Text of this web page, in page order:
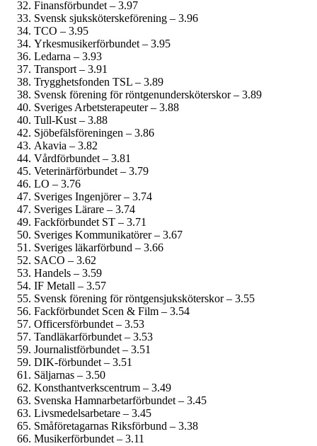
Finans­förbundet – 3.97
Svensk sjuksköterskeförening – 3.96
TCO – 3.95
Yrkesmusiker­förbundet – 3.95
Ledarna – 3.93
Transport – 3.91
Trygghetsfonden TSL – 3.89
Svensk förening för röntgenundersköterskor – 3.89
Sveriges Arbetsterapeuter – 3.88
Tull-Kust – 3.88
Sjöbefälsföreningen – 3.86
Akavia – 3.82
Vårdförbundet – 3.81
Veterinärförbundet – 3.79
LO – 3.76
Sveriges Ingenjörer – 3.74
Sveriges Lärare – 3.74
Fackförbundet ST – 3.71
Sveriges Kommunikatörer – 3.67
Sveriges läkarförbund – 3.66
SACO – 3.62
Handels – 3.59
IF Metall – 3.57
Svensk förening för röntgensjuksköterskor – 3.55
Fackförbundet Scen & Film – 3.54
Officersförbundet – 3.53
Tandläkar­förbundet – 3.53
Journalist­förbundet – 3.51
DIK-förbundet – 3.51
Säljarnas – 3.50
Konsthantverkscentrum – 3.49
Svenska Hamnarbetarförbundet – 3.45
Livsmedels­arbetare – 3.45
Småföretagarnas Riksförbund – 3.38
Musiker­förbundet – 3.11